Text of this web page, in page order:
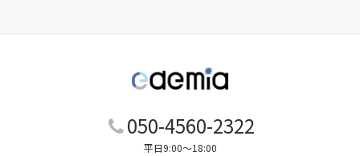
050-4560-2322
平日9:00～18:00